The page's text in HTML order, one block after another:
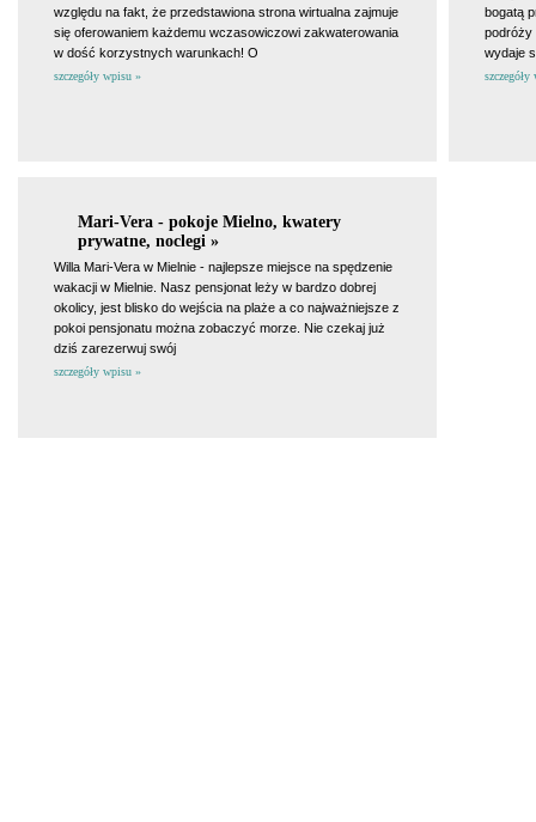
względu na fakt, że przedstawiona strona wirtualna zajmuje
się oferowaniem każdemu wczasowiczowi zakwaterowania
w dość korzystnych warunkach! O
szczegóły wpisu »
bogatą
podróży
wydaje
Mari-Vera - pokoje Mielno, kwatery
prywatne, noclegi »
Willa Mari-Vera w Mielnie - najlepsze miejsce na spędzenie
wakacji w Mielnie. Nasz pensjonat leży w bardzo dobrej
okolicy, jest blisko do wejścia na plaże a co najważniejsze z
pokoi pensjonatu można zobaczyć morze. Nie czekaj już
dziś zarezerwuj swój
szczegóły wpisu »